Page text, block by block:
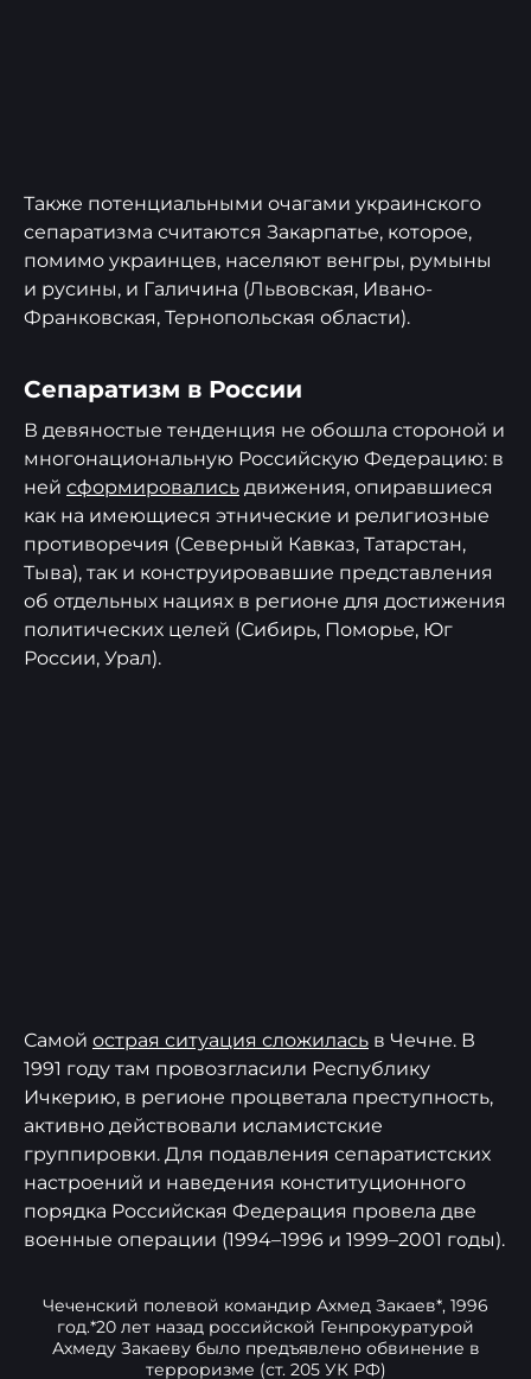
Также потенциальными очагами украинского
сепаратизма считаются Закарпатье, которое,
помимо украинцев, населяют венгры, румыны
и русины, и Галичина (Львовская, Ивано-
Франковская, Тернопольская области).
Сепаратизм в России
В девяностые тенденция не обошла стороной и
многонациональную Российскую Федерацию: в
ней сформировались движения, опиравшиеся
как на имеющиеся этнические и религиозные
противоречия (Северный Кавказ, Татарстан,
Тыва), так и конструировавшие представления
об отдельных нациях в регионе для достижения
политических целей (Сибирь, Поморье, Юг
России, Урал).
Самой острая ситуация сложилась в Чечне. В
1991 году там провозгласили Республику
Ичкерию, в регионе процветала преступность,
активно действовали исламистские
группировки. Для подавления сепаратистских
настроений и наведения конституционного
порядка Российская Федерация провела две
военные операции (1994–1996 и 1999–2001 годы).
Чеченский полевой командир Ахмед Закаев*, 1996
год.*20 лет назад российской Генпрокуратурой
Ахмеду Закаеву было предъявлено обвинение в
терроризме (ст. 205 УК РФ)